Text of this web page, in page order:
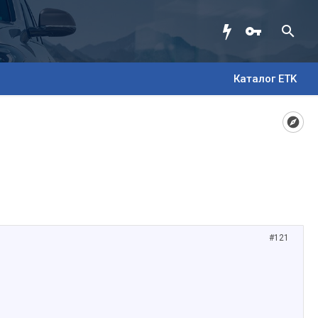
Каталог ETK
#121